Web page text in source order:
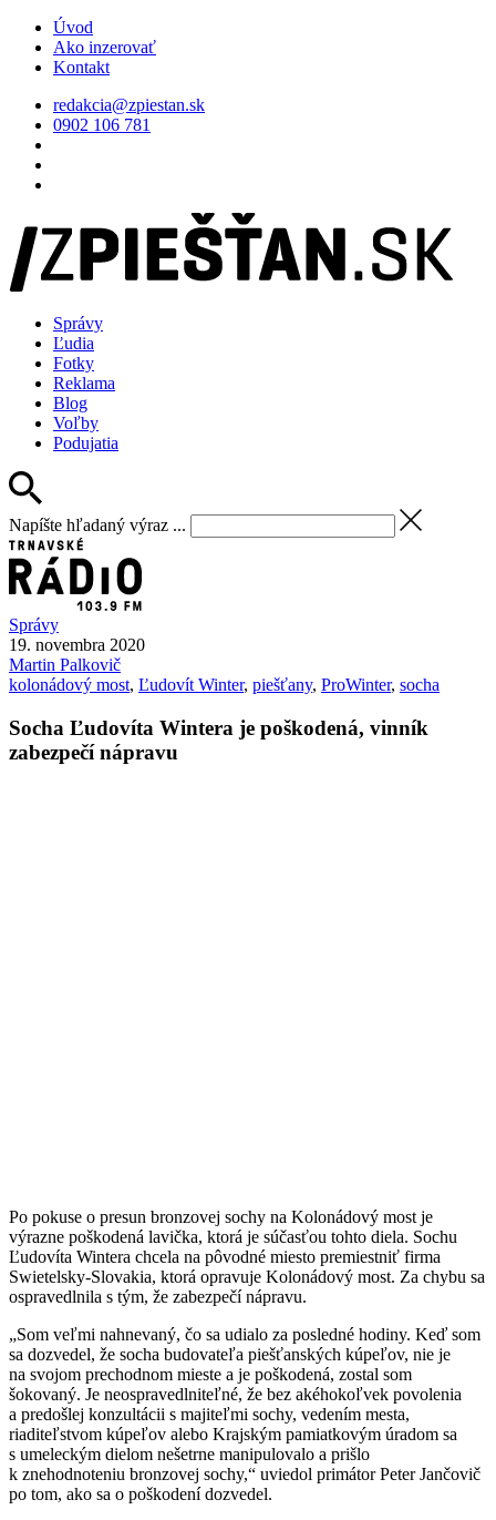
Úvod
Ako inzerovať
Kontakt
redakcia@zpiestan.sk
0902 106 781
Správy
Ľudia
Fotky
Reklama
Blog
Voľby
Podujatia
Napíšte hľadaný výraz ...
Správy
19. novembra 2020
Martin Palkovič
kolonádový most, Ľudovít Winter, piešťany, ProWinter, socha
Socha Ľudovíta Wintera je poškodená, vinník
zabezpečí nápravu
Po pokuse o presun bronzovej sochy na Kolonádový most je
výrazne poškodená lavička, ktorá je súčasťou tohto diela. Sochu
Ľudovíta Wintera chcela na pôvodné miesto premiestniť firma
Swietelsky-Slovakia, ktorá opravuje Kolonádový most. Za chybu sa
ospravedlnila s tým, že zabezpečí nápravu.
„Som veľmi nahnevaný, čo sa udialo za posledné hodiny. Keď som
sa dozvedel, že socha budovateľa piešťanských kúpeľov, nie je
na svojom prechodnom mieste a je poškodená, zostal som
šokovaný. Je neospravedlniteľné, že bez akéhokoľvek povolenia
a predošlej konzultácii s majiteľmi sochy, vedením mesta,
riaditeľstvom kúpeľov alebo Krajským pamiatkovým úradom sa
s umeleckým dielom nešetrne manipulovalo a prišlo
k znehodnoteniu bronzovej sochy,“ uviedol primátor Peter Jančovič
po tom, ako sa o poškodení dozvedel.